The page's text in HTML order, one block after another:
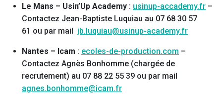
Le Mans – Usin’Up Academy : usinup-accademy.fr –
Contactez Jean-Baptiste Luquiau au 07 68 30 57
61 ou par mail jb.luquiau@usinup-academy.fr
Nantes – Icam : ecoles-de-production.com –
Contactez Agnès Bonhomme (chargée de
recrutement) au 07 88 22 55 39 ou par mail
agnes.bonhomme@icam.fr